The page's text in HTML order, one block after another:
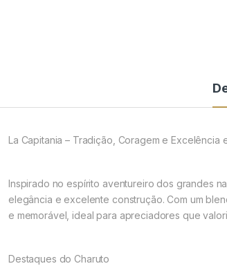
La Capitania – Tradição, Coragem e Excelência
Inspirado no espírito aventureiro dos grandes
elegância e excelente construção. Com um
e memorável, ideal para apreciadores que
Destaques do Charuto